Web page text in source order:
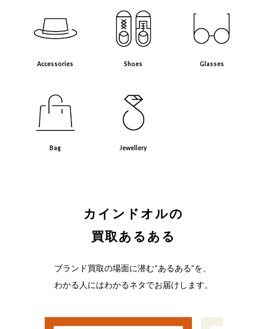
Accessories Shoes Glasses
Bag Jewellery
カインドオルの
買取あるある
ブランド買取の場面に潜む“あるある”を、
わかる人にはわかるネタでお届けします。